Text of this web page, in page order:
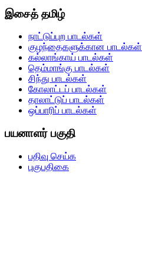
இசைத் தமிழ்
நாட்டுப்புற பாடல்கள்
குழந்தைகளுக்கான பாடல்கள்
கல்லாங்காய் பாடல்கள்
தெம்மாங்கு பாடல்கள்
சிந்து பாடல்கள்
கோலாட்டப் பாடல்கள்
தாலாட்டுப் பாடல்கள்
ஒப்பாரிப் பாடல்கள்
பயனாளர் பகுதி
பதிவு செய்க
புகுபதிகை